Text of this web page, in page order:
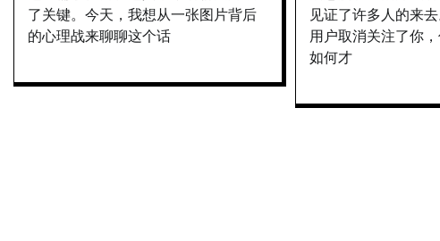
了关键。今天，我想从一张图片背后
的心理战来聊聊这个话
见证了许多人的来
用户取消关注了你
如何才